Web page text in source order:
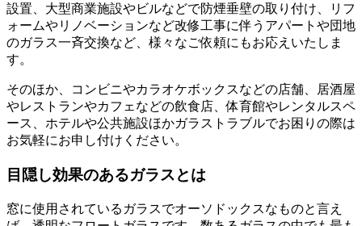
設置、大型商業施設やビルなどで防煙垂壁の取り付け、リフ
ォームやリノベーションなど改修工事に伴うアパートや団地
のガラス一斉交換など、様々なご依頼にもお応えいたしま
す。
そのほか、コンビニやカラオケボックスなどの店舗、居酒屋
やレストランやカフェなどの飲食店、体育館やレンタルスペ
ース、ホテルや公共施設ほかガラストラブルでお困りの際は
お気軽にお申し付けください。
目隠し効果のあるガラスとは
窓に使用されているガラスでオーソドックスなものと言え